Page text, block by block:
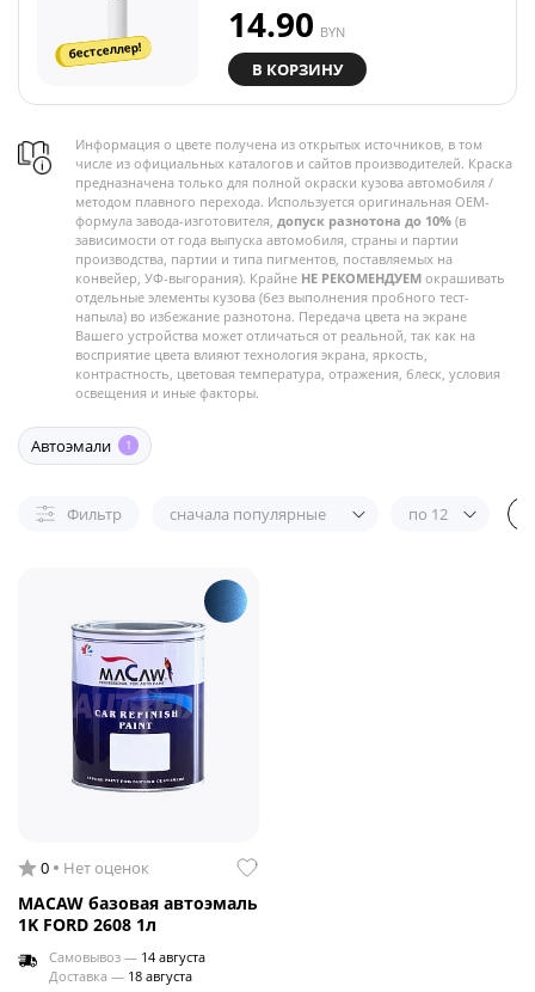
бестселлер!
14.90 BYN
В КОРЗИНУ
Информация о цвете получена из открытых источников, в том
числе из официальных каталогов и сайтов производителей. Краска
предназначена только для полной окраски кузова автомобиля /
методом плавного перехода. Используется оригинальная OEM-
формула завода-изготовителя, допуск разнотона до 10% (в
зависимости от года выпуска автомобиля, страны и партии
производства, партии и типа пигментов, поставляемых на
конвейер, УФ-выгорания). Крайне НЕ РЕКОМЕНДУЕМ окрашивать
отдельные элементы кузова (без выполнения пробного тест-
напыла) во избежание разнотона. Передача цвета на экране
Вашего устройства может отличаться от реальной, так как на
восприятие цвета влияют технология экрана, яркость,
контрастность, цветовая температура, отражения, блеск, условия
освещения и иные факторы.
Автоэмали 1
Фильтр сначала популярные по 12
0 Нет оценок
MACAW базовая автоэмаль
1K FORD 2608 1л
Самовывоз — 14 августа
Доставка — 18 августа